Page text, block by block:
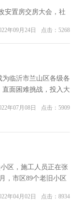
安置房交房大会，社
年09月24日 点击：5268
临沂市兰山区各级各
面困难挑战，投入大
年07月08日 点击：5909
区，施工人员正在张
，市区89个老旧小区
年04月02日 点击：8934